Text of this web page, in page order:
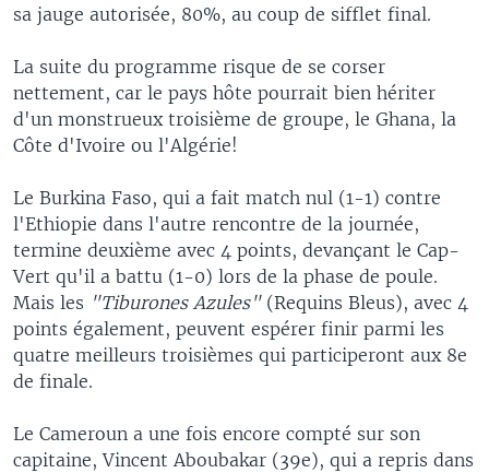
sa jauge autorisée, 80%, au coup de sifflet final.
La suite du programme risque de se corser
nettement, car le pays hôte pourrait bien hériter
d'un monstrueux troisième de groupe, le Ghana, la
Côte d'Ivoire ou l'Algérie!
Le Burkina Faso, qui a fait match nul (1-1) contre
l'Ethiopie dans l'autre rencontre de la journée,
termine deuxième avec 4 points, devançant le Cap-
Vert qu'il a battu (1-0) lors de la phase de poule.
Mais les "Tiburones Azules"(Requins Bleus), avec 4
points également, peuvent espérer finir parmi les
quatre meilleurs troisièmes qui participeront aux 8e
de finale.
Le Cameroun a une fois encore compté sur son
capitaine, Vincent Aboubakar (39e), qui a repris dans